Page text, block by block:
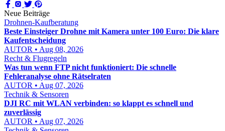
Neue Beiträge
Drohnen-Kaufberatung
Beste Einsteiger Drohne mit Kamera unter 100 Euro: Die klare
Kaufentscheidung
AUTOR • Aug 08, 2026
Recht & Flugregeln
Was tun wenn FTP nicht funktioniert: Die schnelle
Fehleranalyse ohne Rätselraten
AUTOR • Aug 07, 2026
Technik & Sensoren
DJI RC mit WLAN verbinden: so klappt es schnell und
zuverlässig
AUTOR • Aug 07, 2026